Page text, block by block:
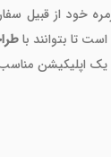
خود از
تا بتوانند با
اپلیکیشن